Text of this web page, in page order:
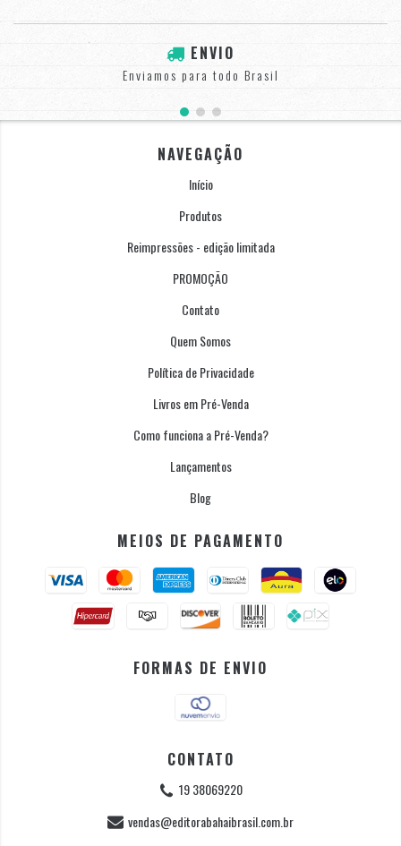
ENVIO
Enviamos para todo Brasil
NAVEGAÇÃO
Início
Produtos
Reimpressões - edição limitada
PROMOÇÃO
Contato
Quem Somos
Política de Privacidade
Livros em Pré-Venda
Como funciona a Pré-Venda?
Lançamentos
Blog
MEIOS DE PAGAMENTO
FORMAS DE ENVIO
CONTATO
19 38069220
vendas@editorabahaibrasil.com.br